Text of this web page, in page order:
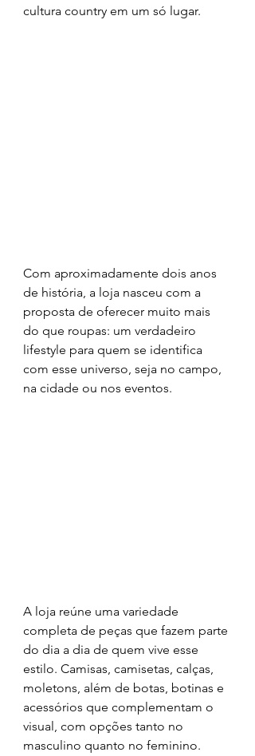
cultura country em um só lugar.
Com aproximadamente dois anos
de história, a loja nasceu com a
proposta de oferecer muito mais
do que roupas: um verdadeiro
lifestyle para quem se identifica
com esse universo, seja no campo,
na cidade ou nos eventos.
A loja reúne uma variedade
completa de peças que fazem parte
do dia a dia de quem vive esse
estilo. Camisas, camisetas, calças,
moletons, além de botas, botinas e
acessórios que complementam o
visual, com opções tanto no
masculino quanto no feminino.